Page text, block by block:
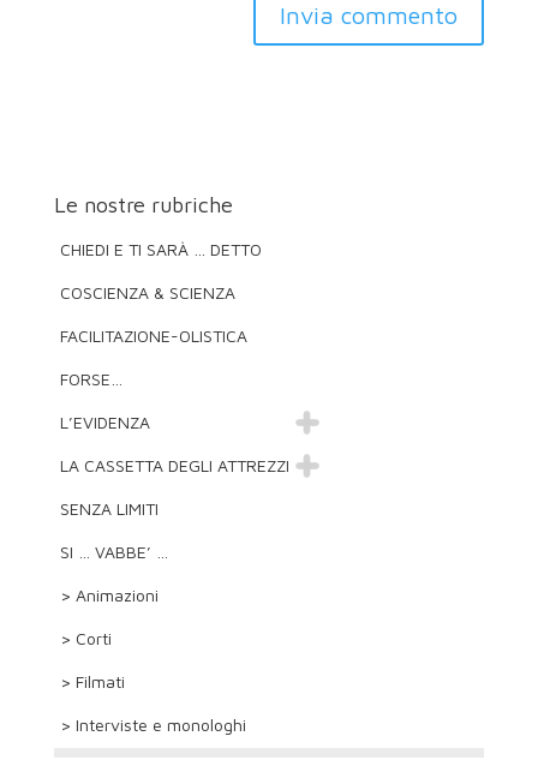
Invia commento
Le nostre rubriche
CHIEDI E TI SARÀ … DETTO
COSCIENZA & SCIENZA
FACILITAZIONE-OLISTICA
FORSE…
L’EVIDENZA
LA CASSETTA DEGLI ATTREZZI
SENZA LIMITI
SI … VABBE’ …
> Animazioni
> Corti
> Filmati
> Interviste e monologhi